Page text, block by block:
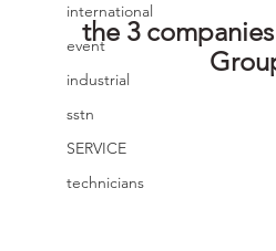
international
event
industrial
sstn
SERVICE
technicians
the 3